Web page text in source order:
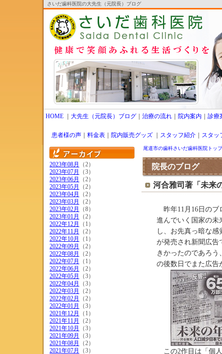
さいだ歯科医院の大先生（元院長）ブログ
HOME｜ 大先生（元院長）ブログ｜ 治療の流れ｜ 院内案内 診療
患者様の声｜ 料金表｜ 院内販売グッズ スタッフ紹介｜ スタッ
2023年08月
（2）
2023年07月
（3）
2023年06月
（2）
2023年05月
（2）
2023年04月
（2）
2023年03月
（2）
2023年02月
（8）
2023年01月
（2）
2022年12月
（1）
2022年11月
（2）
2022年10月
（1）
2022年09月
（2）
2022年08月
（2）
2022年07月
（1）
2022年06月
（2）
2022年05月
（3）
2022年04月
（3）
2022年03月
（2）
2022年02月
（2）
2022年01月
（3）
2021年12月
（1）
2021年11月
（2）
2021年10月
（3）
2021年09月
（3）
2021年08月
（2）
2021年07月
（3）
尾道市の歯科さいだ歯科医院トッ
院長のブログ
河合雅司著「未来
昨年11月16日のブ
進んでいく国家の未
し、お先真っ暗な
が発売され新聞広告
きかったのであろ
の後数日でまた広告
この2作目は「個